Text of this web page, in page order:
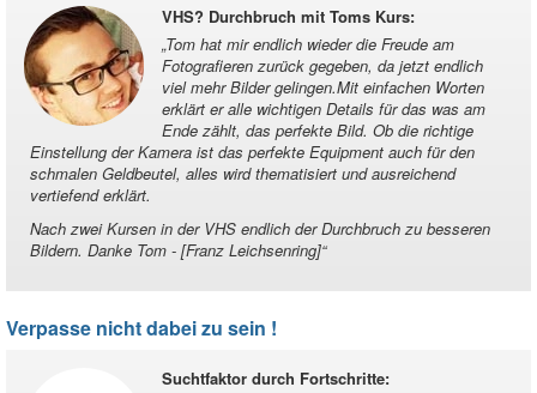
VHS? Durchbruch mit Toms Kurs:
„Tom hat mir endlich wieder die Freude am
Fotografieren zurück gegeben, da jetzt endlich
viel mehr Bilder gelingen.Mit einfachen Worten
erklärt er alle wichtigen Details für das was am
Ende zählt, das perfekte Bild. Ob die richtige
Einstellung der Kamera ist das perfekte Equipment auch für den
schmalen Geldbeutel, alles wird thematisiert und ausreichend
vertiefend erklärt.
Nach zwei Kursen in der VHS endlich der Durchbruch zu besseren
Bildern. Danke Tom - [Franz Leichsenring]“
Verpasse nicht dabei zu sein !
Suchtfaktor durch Fortschritte: